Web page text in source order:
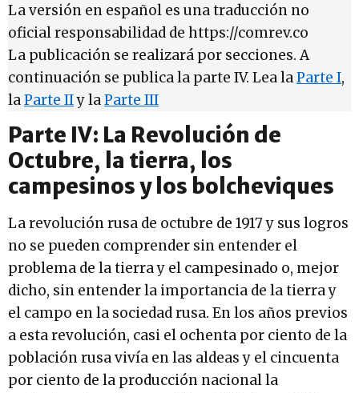
La versión en español es una traducción no
oficial responsabilidad de https://comrev.co
La publicación se realizará por secciones. A
continuación se publica la parte IV. Lea laParte I,
laParte IIy laParte III
Parte IV: La Revolución de
Octubre, la tierra, los
campesinos y los bolcheviques
La revolución rusa de octubre de 1917 y sus logros
no se pueden comprender sin entender el
problema de la tierra y el campesinado o, mejor
dicho, sin entender la importancia de la tierra y
el campo en la sociedad rusa. En los años previos
a esta revolución, casi el ochenta por ciento de la
población rusa vivía en las aldeas y el cincuenta
por ciento de la producción nacional la